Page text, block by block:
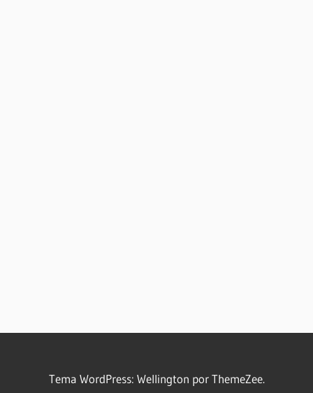
Tema WordPress: Wellington por ThemeZee.